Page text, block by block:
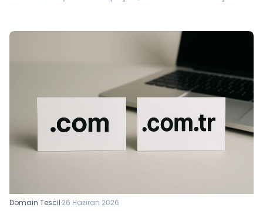
Domain Tescil·26 Haziran 2026